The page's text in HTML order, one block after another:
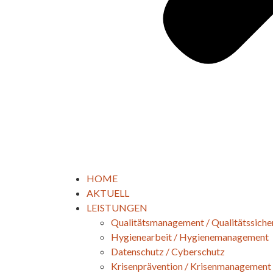
HOME
AKTUELL
LEISTUNGEN
Qualitätsmanagement /
Hygienearbeit / Hygienemanagement
Datenschutz / Cyberschutz
Krisenprävention / Krisenmanagement